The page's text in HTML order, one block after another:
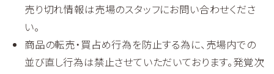
売り切れ情報は売場のスタッフにお問い合わせくださ
い。
商品の転売・買占め行為を防止する為に、売場内での
並び直し行為は禁止させていただいております。発覚次